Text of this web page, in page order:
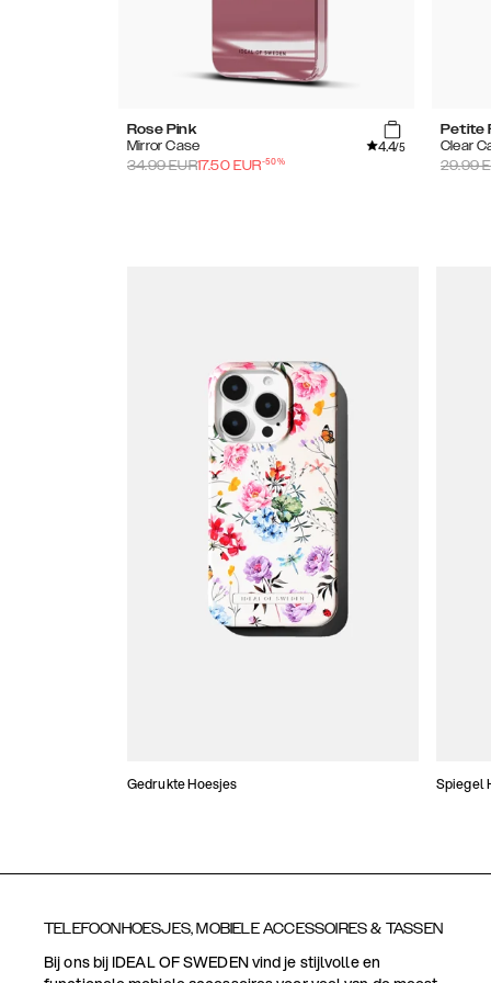
Rose Pink
Mirror Case
4.4/5
34.99EUR17.50 EUR-50%
Petite
Clear
29.99
Gedrukte Hoesjes Spiegel
TELEFOONHOESJES, MOBIELE ACCESSOIRES & TASSEN
Bij ons bij IDEAL OF SWEDEN vind je stijlvolle en